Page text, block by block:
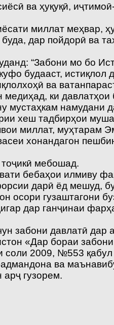
ва ҳуқуқӣ,
миллат меҳвар,
дар пойдорӣ ва
“Забони мо бо
будааст, истиқлол
ва
ки
мустаҳкам намудани
хеш тадбирҳои
миллат, муҳтарам
хонандагон
мебошад.
бебаҳои илмиву
дарӣ ёд мешуд,
осори гузаштагони
дар ганҷинаи
забони давлатӣ дар
«Дар бораи
соли 2009, №553
ва
арҷ гузорем.